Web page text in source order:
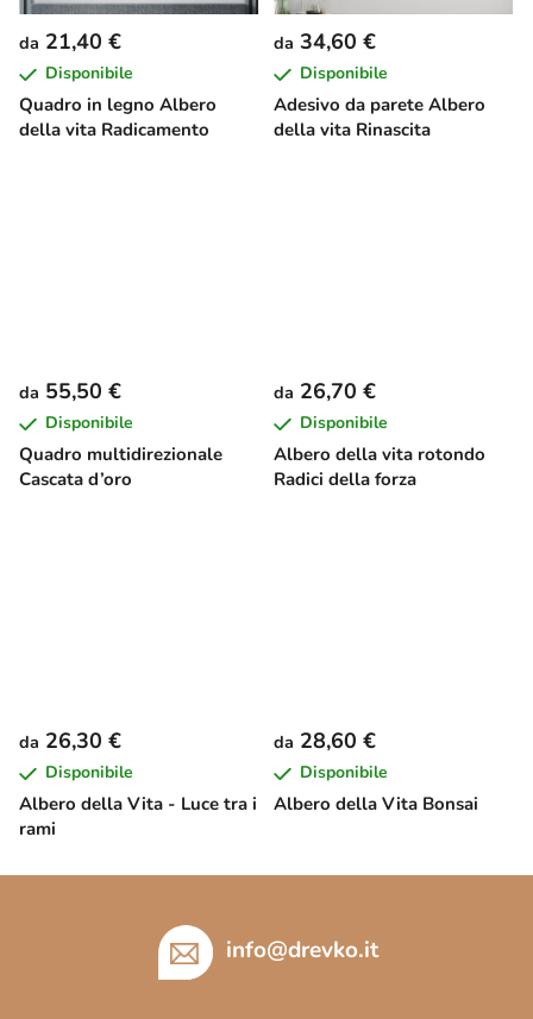
Quadro in legno Albero
della vita Radicamento
da 21,40 €
Disponibile
Adesivo da parete Albero
della vita Rinascita
da 34,60 €
Disponibile
Quadro multidirezionale
Cascata d’oro
da 55,50 €
Disponibile
Albero della vita rotondo
Radici della forza
da 26,70 €
Disponibile
Albero della Vita - Luce tra i
rami
da 26,30 €
Disponibile
Albero della Vita Bonsai
da 28,60 €
Disponibile
info@drevko.it